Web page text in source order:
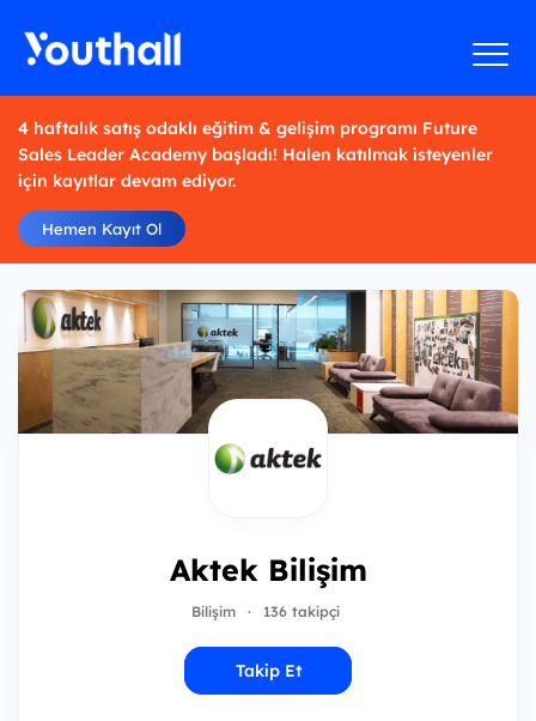
4 haftalık satış odaklı eğitim & gelişim programı Future
Sales Leader Academy başladı! Halen katılmak isteyenler
için kayıtlar devam ediyor.
Hemen Kayıt Ol
Aktek Bilişim
Bilişim · 136 takipçi
Takip Et